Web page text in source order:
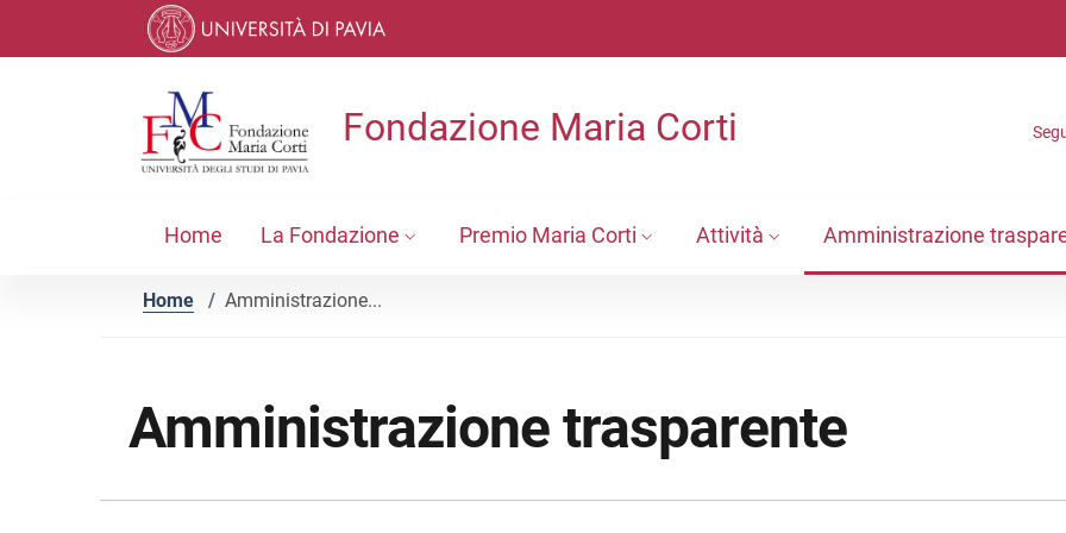
Vai al menu di navigazione
Fondazione Maria Corti
Home La Fondazione Premio Maria Corti Attività Amministrazione
Home / Amministrazione...
Amministrazione trasparente